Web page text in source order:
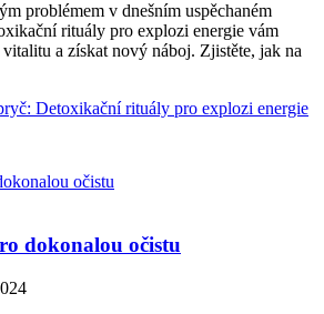
problémem v dnešním uspěchaném
rituály pro explozi energie vám
a získat nový náboj. Zjistěte, jak na
Detoxikační rituály pro explozi energie
dokonalou očistu